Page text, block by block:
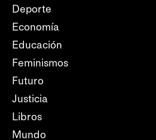
Deporte
Economía
Educación
Feminismos
Futuro
Justicia
Libros
Mundo